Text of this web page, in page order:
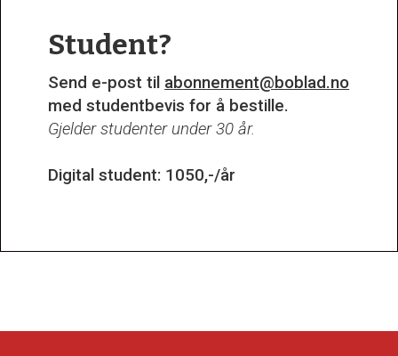
Student?
Send e-post til abonnement@boblad.no
med studentbevis for å bestille.
Gjelder studenter under 30 år.
Digital student: 1050,-/år